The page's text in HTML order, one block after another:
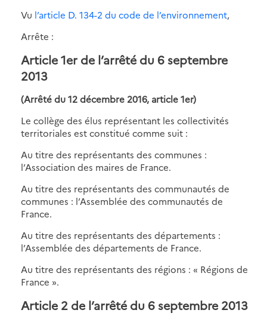
Vu l’article D. 134-2 du code de l’environnement,
Arrête :
Article 1er de l’arrêté du 6 septembre
2013
(Arrêté du 12 décembre 2016, article 1er)
Le collège des élus représentant les collectivités
territoriales est constitué comme suit :
Au titre des représentants des communes :
l’Association des maires de France.
Au titre des représentants des communautés de
communes : l’Assemblée des communautés de
France.
Au titre des représentants des départements :
l’Assemblée des départements de France.
Au titre des représentants des régions : « Régions de
France ».
Article 2 de l’arrêté du 6 septembre 2013